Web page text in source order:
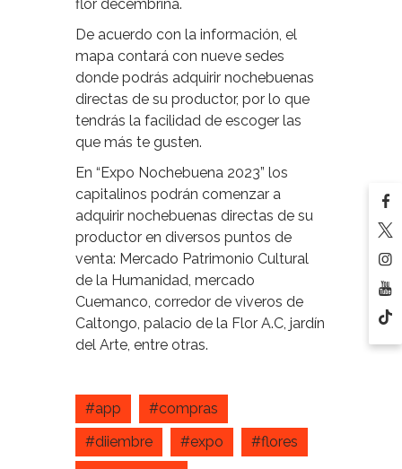
flor decembrina.
De acuerdo con la información, el
mapa contará con nueve sedes
donde podrás adquirir nochebuenas
directas de su productor, por lo que
tendrás la facilidad de escoger las
que más te gusten.
En “Expo Nochebuena 2023” los
capitalinos podrán comenzar a
adquirir nochebuenas directas de su
productor en diversos puntos de
venta: Mercado Patrimonio Cultural
de la Humanidad, mercado
Cuemanco, corredor de viveros de
Caltongo, palacio de la Flor A.C, jardín
del Arte, entre otras.
#app
#compras
#diiembre
#expo
#flores